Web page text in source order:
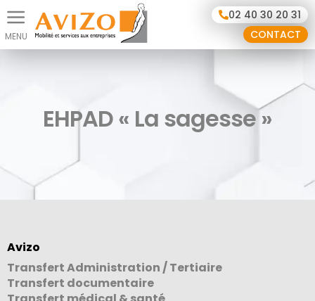
02 40 30 20 31
CONTACT
EHPAD « La sagesse »
Avizo
Transfert Administration / Tertiaire
Transfert documentaire
Panneau de gestion des cookies